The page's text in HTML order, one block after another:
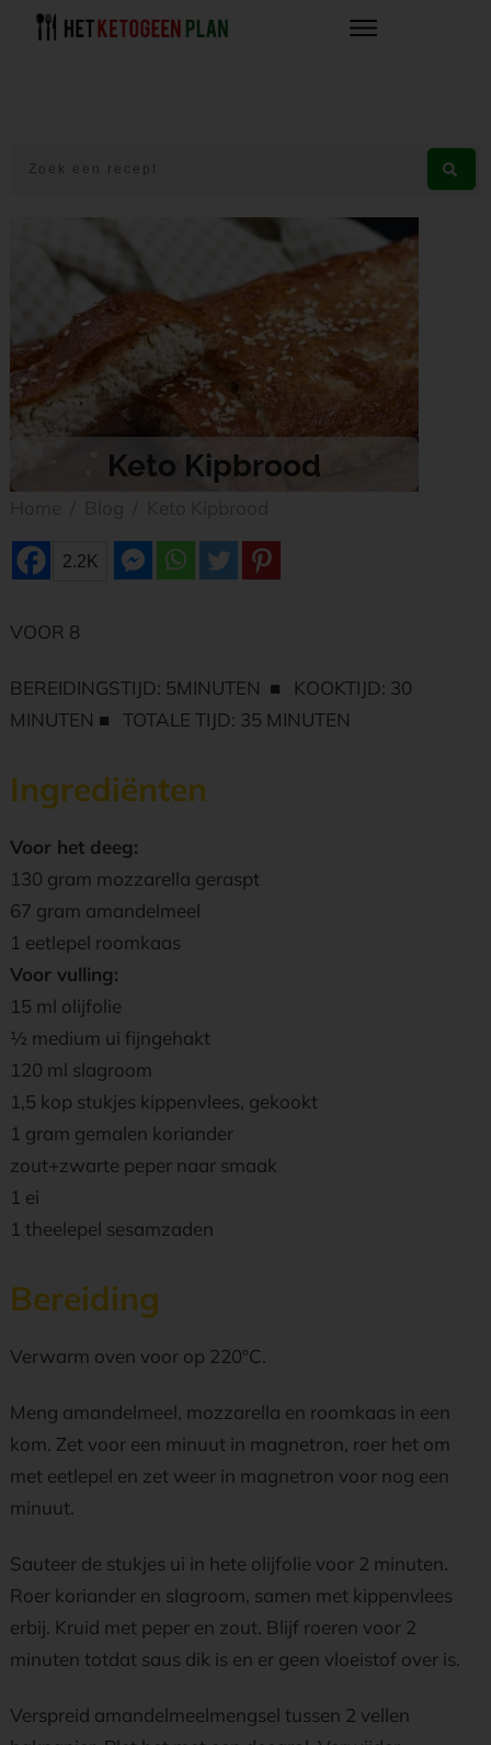
Keto Kipbrood
2.2K
VOOR 8
BEREIDINGSTIJD: 5MINUTEN ■ KOOKTIJD: 30
MINUTEN ■ TOTALE TIJD: 35 MINUTEN
Ingrediënten
Voor het deeg:
130 gram mоzzаrеllа geraspt
67 gram amandelmeel
1 eetlepel roomkaas
Voor vulling:
15 ml olijfolie
½ medium ui fijngehakt
120 ml slagroom
1,5 kop stukjes kippenvlees, gekookt
1 gram gemalen koriander
zout+zwarte peper naar smaak
1 ei
1 theelepel sesamzaden
Bereiding
Verwarm oven voor op 220ºC.
Meng amandelmeel, mozzarella en roomkaas in een
kom. Zet voor een minuut in magnetron, roer het om
met eetlepel en zet weer in magnetron voor nog een
minuut.
Sauteer de stukjes ui in hete olijfolie voor 2 minuten.
Roer koriander en slagroom, samen met kippenvlees
erbij. Kruid met peper en zout. Blijf roeren voor 2
minuten totdat saus dik is en er geen vloeistof over is.
Verspreid amandelmeelmengsel tussen 2 vellen